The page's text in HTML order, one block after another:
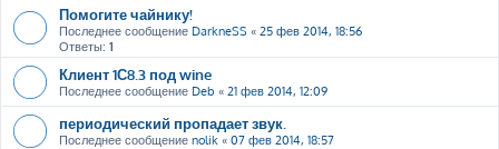
Помогите чайнику!
Последнее сообщение DarkneSS « 25 фев 2014, 18:56
Ответы: 1
Клиент 1С8.3 под wine
Последнее сообщение Deb « 21 фев 2014, 12:09
периодический пропадает звук.
Последнее сообщение nolik « 07 фев 2014, 18:57